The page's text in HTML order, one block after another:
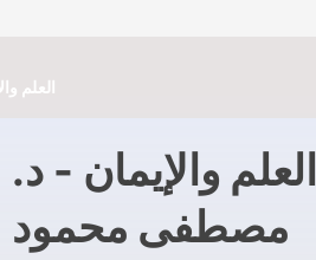
العلم
العلم والإيمان - د.
مصطفى محمود